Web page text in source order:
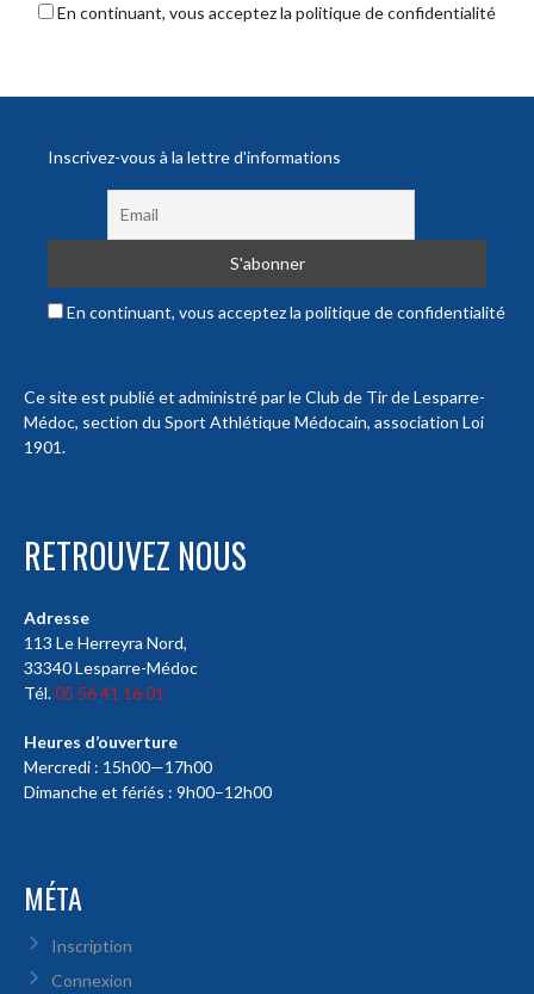
En continuant, vous acceptez la politique de confidentialité
Inscrivez-vous à la lettre d'informations
En continuant, vous acceptez la politique de confidentialité
Ce site est publié et administré par le Club de Tir de Lesparre-
Médoc, section du Sport Athlétique Médocain, association Loi
1901.
RETROUVEZ NOUS
Adresse
113 Le Herreyra Nord,
33340 Lesparre-Médoc
Tél.05 56 41 16 01
Heures d’ouverture
Mercredi : 15h00—17h00
Dimanche et fériés : 9h00–12h00
MÉTA
Inscription
Connexion